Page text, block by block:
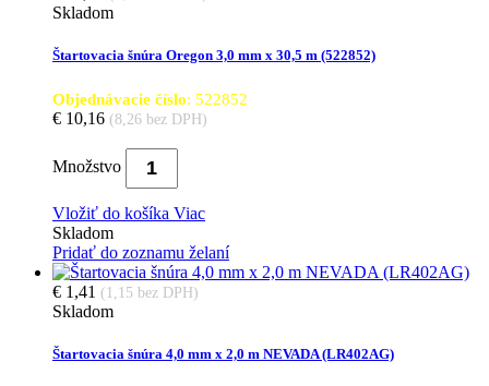
Skladom
Štartovacia šnúra Oregon 3,0 mm x 30,5 m (522852)
Objednávacie číslo: 522852
€ 10,16 (8,26 bez DPH)
Množstvo
Vložiť do košíka Viac
Skladom
Pridať do zoznamu želaní
€ 1,41 (1,15 bez DPH)
Skladom
Štartovacia šnúra 4,0 mm x 2,0 m NEVADA (LR402AG)